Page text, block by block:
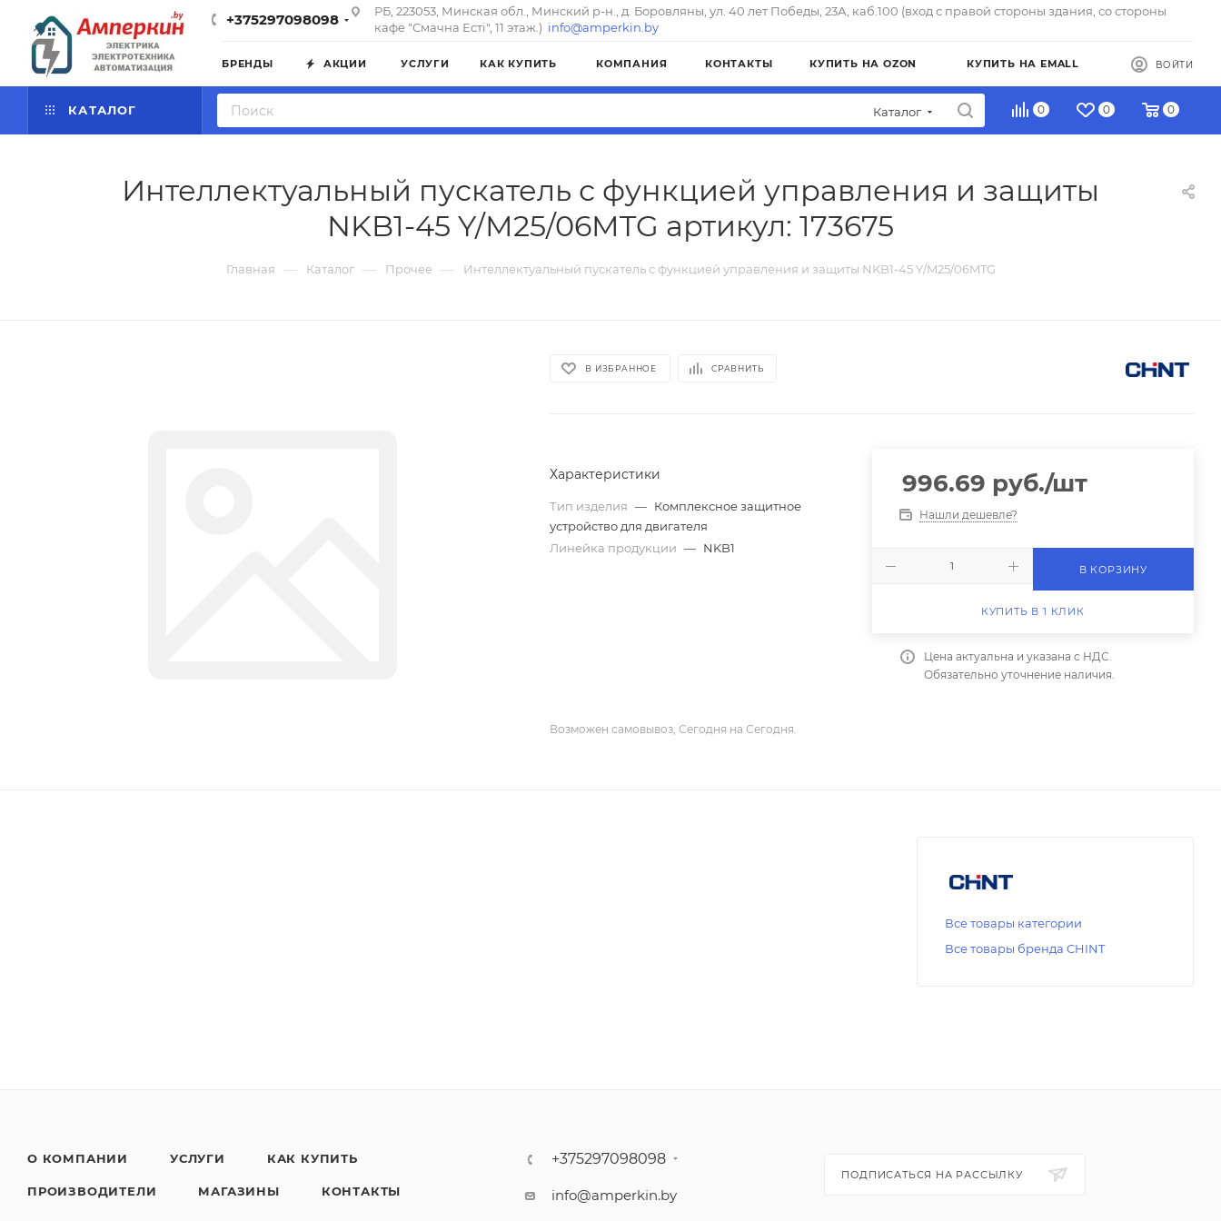
+375297098098
РБ, 223053, Минская обл., Минский р-н., д. Боровляны, ул. 40 лет Победы, 23А, каб.100 (вход с правой стороны здания, со стороны
кафе "Смачна Естi", 11 этаж.) info@amperkin.by
БРЕНДЫ АКЦИИ УСЛУГИ КАК КУПИТЬ КОМПАНИЯ КОНТАКТЫ КУПИТЬ НА OZON КУПИТЬ НА EMALL ВОЙТИ
КАТАЛОГ Каталог 0 0 0
Интеллектуальный пускатель с функцией управления и защиты
NKB1-45 Y/M25/06MTG артикул: 173675
Главная — Каталог — Прочее — Интеллектуальный пускатель с функцией управления и защиты NKB1-45 Y/M25/06MTG
В ИЗБРАННОЕ СРАВНИТЬ
Характеристики
Тип изделия — Комплексное защитное
устройство для двигателя
Линейка продукции — NKB1
996.69 руб./шт
Нашли дешевле?
В КОРЗИНУ
КУПИТЬ В 1 КЛИК
Цена актуальна и указана с НДС.
Обязательно уточнение наличия.
Возможен самовывоз, Сегодня на Сегодня.
Все товары категории
Все товары бренда CHINT
О КОМПАНИИ УСЛУГИ КАК КУПИТЬ
ПРОИЗВОДИТЕЛИ МАГАЗИНЫ КОНТАКТЫ
+375297098098
info@amperkin.by
ПОДПИСАТЬСЯ НА РАССЫЛКУ